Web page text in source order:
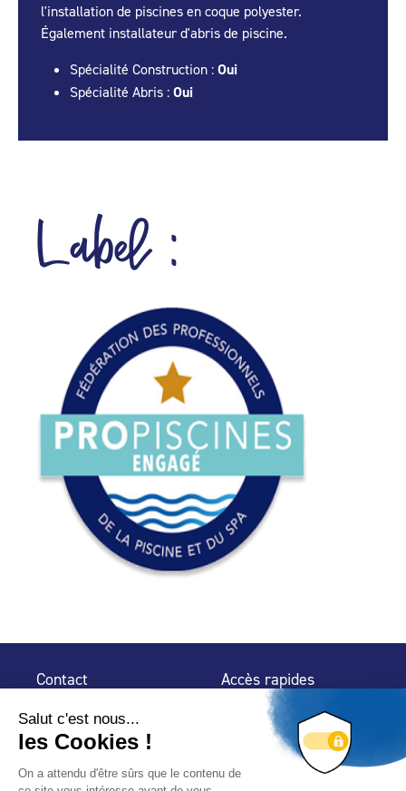
l'installation de piscines en coque polyester.
Également installateur d'abris de piscine.
Spécialité Construction : Oui
Spécialité Abris : Oui
Label :
Contact
32 rue de Mogador
75 009 Paris
Accès rapides
Espace Presse
Trouver un
professionnel